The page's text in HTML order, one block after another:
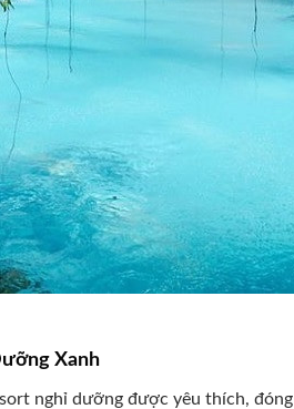
Xanh
nghỉ dưỡng được yêu thích,